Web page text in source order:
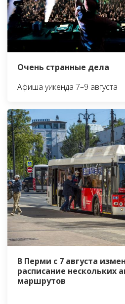
Очень странные дела
Афиша уикенда 7–9 августа
В Перми с 7 августа
расписание нескольких
маршрутов